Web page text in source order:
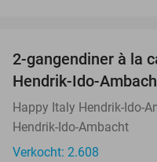
2-gangendiner à la
Hendrik-Ido-
Happy Italy Hendrik-Ido-
Hendrik-Ido-Ambacht
Verkocht: 2.608